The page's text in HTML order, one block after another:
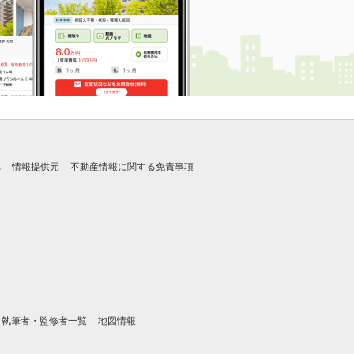
情報提供元 不動産情報に関する免責事項
執筆者・監修者一覧 地図情報